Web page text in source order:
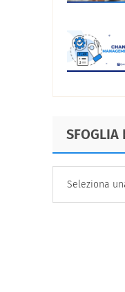
SFOGLIA
PER
CATEGORIA